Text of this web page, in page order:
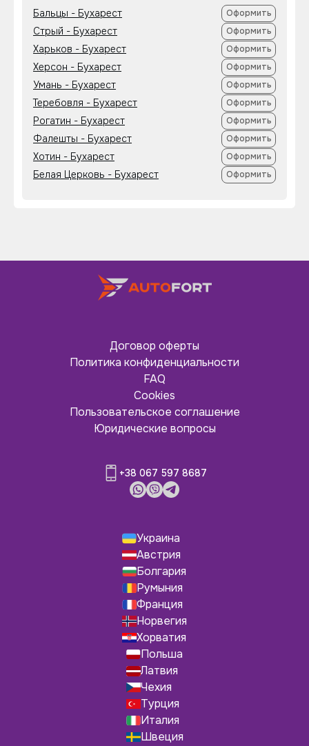
Бальцы - Бухарест Оформить
Стрый - Бухарест Оформить
Харьков - Бухарест Оформить
Херсон - Бухарест Оформить
Умань - Бухарест Оформить
Теребовля - Бухарест Оформить
Рогатин - Бухарест Оформить
Фалешты - Бухарест Оформить
Хотин - Бухарест Оформить
Белая Церковь - Бухарест Оформить
Договор оферты
Политика конфиденциальности
FAQ
Cookies
Пользовательское соглашение
Юридические вопросы
+38 067 597 8687
Украина
Австрия
Болгария
Румыния
Франция
Норвегия
Хорватия
Польша
Латвия
Чехия
Турция
Италия
Швеция